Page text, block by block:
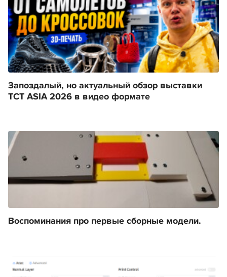
Запоздалый, но актуальный обзор выставки
TCT ASIA 2026 в видео формате
Воспоминания про первые сборные модели.